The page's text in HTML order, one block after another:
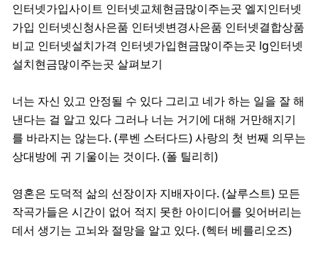
인터넷가입사이트 인터넷교체현금많이주는곳 엘지인터넷
가입 인터넷신청사은품 인터넷변경사은품 인터넷결합상품
비교 인터넷설치가격 인터넷가입현금많이주는곳 lg인터넷
설치현금많이주는곳 살펴보기
너는 자신 있고 안정될 수 있다 그리고 네가 하는 일을 잘 해
낸다는 걸 알고 있다 그러나 너는 거기에 대해 거만해지기
를 바라지는 않는다. (루벤 스터다드) 사랑의 첫 번째 의무는
상대방에 귀 기울이는 것이다. (폴 틸리히)
영혼은 도덕적 삶의 선장이자 지배자이다. (살루스트) 모든
작곡가들은 시간이 없어 적지 못한 아이디어를 잊어버리는
데서 생기는 고뇌와 절망을 알고 있다. (헥터 베를리오즈)